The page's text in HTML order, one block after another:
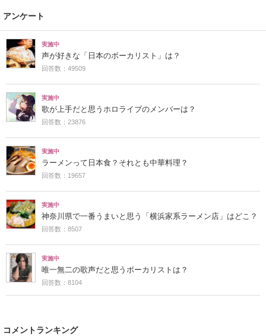
アンケート
実施中
声が好きな「日本のボーカリスト」は？
回答数：49509
実施中
歌が上手だと思うホロライブのメンバーは？
回答数：23876
実施中
ラーメンって日本食？それとも中華料理？
回答数：19657
実施中
神奈川県で一番うまいと思う「横浜家系ラーメン店」はどこ？
回答数：8507
実施中
唯一無二の歌声だと思うボーカリストは？
回答数：8104
コメントランキング